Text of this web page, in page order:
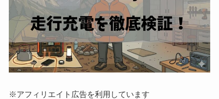
※アフィリエイト広告を利用しています